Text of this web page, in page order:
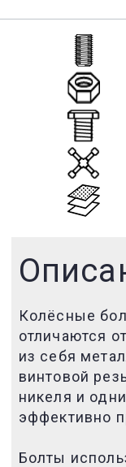
Колёсные
отличаются
из себя
винтовой
никеля и
эффективно
Болты